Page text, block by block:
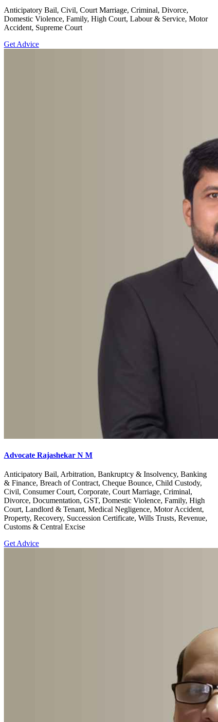
Anticipatory Bail, Civil, Court Marriage, Criminal, Divorce,
Domestic Violence, Family, High Court, Labour & Service, Motor
Accident, Supreme Court
Get Advice
Advocate Rajashekar N M
Anticipatory Bail, Arbitration, Bankruptcy & Insolvency, Banking
& Finance, Breach of Contract, Cheque Bounce, Child Custody,
Civil, Consumer Court, Corporate, Court Marriage, Criminal,
Divorce, Documentation, GST, Domestic Violence, Family, High
Court, Landlord & Tenant, Medical Negligence, Motor Accident,
Property, Recovery, Succession Certificate, Wills Trusts, Revenue,
Customs & Central Excise
Get Advice